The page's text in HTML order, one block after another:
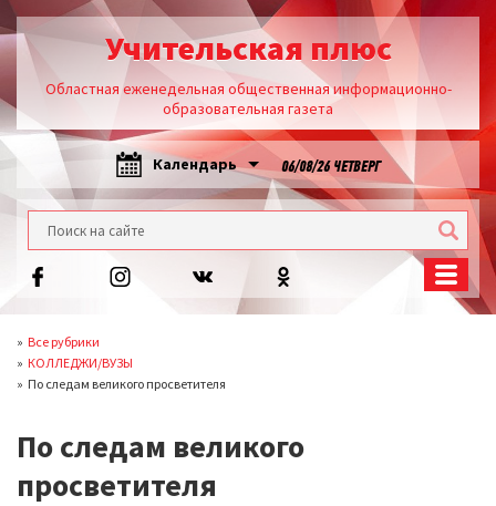
Учительская плюс
Областная еженедельная общественная информационно-
образовательная газета
Календарь 06/08/26 ЧЕТВЕРГ
Все рубрики
КОЛЛЕДЖИ/ВУЗЫ
По следам великого просветителя
По следам великого
просветителя